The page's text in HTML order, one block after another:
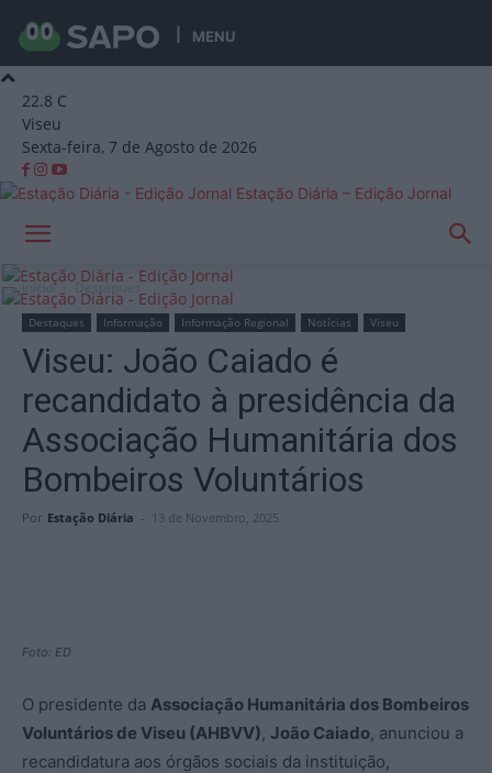
MENU
22.8 C
Viseu
Sexta-feira, 7 de Agosto de 2026
Estação Diária – Edição Jornal
Início Destaques
Destaques Informação Informação Regional Notícias Viseu
Viseu: João Caiado é
recandidato à presidência da
Associação Humanitária dos
Bombeiros Voluntários
Por Estação Diária - 13 de Novembro, 2025
Foto: ED
O presidente da Associação Humanitária dos Bombeiros
Voluntários de Viseu (AHBVV), João Caiado, anunciou a
recandidatura aos órgãos sociais da instituição,